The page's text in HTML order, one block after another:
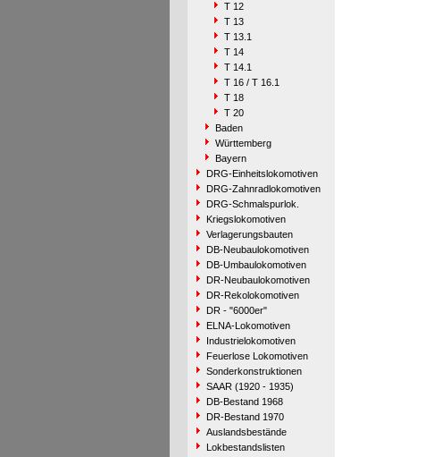
T 12
T 13
T 13.1
T 14
T 14.1
T 16 / T 16.1
T 18
T 20
Baden
Württemberg
Bayern
DRG-Einheitslokomotiven
DRG-Zahnradlokomotiven
DRG-Schmalspurlok.
Kriegslokomotiven
Verlagerungsbauten
DB-Neubaulokomotiven
DB-Umbaulokomotiven
DR-Neubaulokomotiven
DR-Rekolokomotiven
DR - "6000er"
ELNA-Lokomotiven
Industrielokomotiven
Feuerlose Lokomotiven
Sonderkonstruktionen
SAAR (1920 - 1935)
DB-Bestand 1968
DR-Bestand 1970
Auslandsbestände
Lokbestandslisten